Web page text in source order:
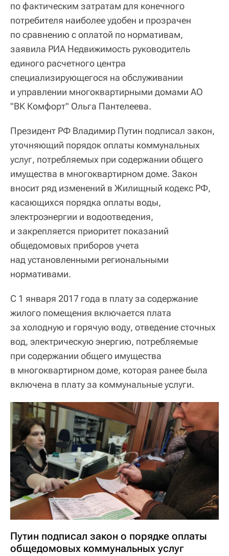
по фактическим затратам для конечного
потребителя наиболее удобен и прозрачен
по сравнению с оплатой по нормативам,
заявила РИА Недвижимость руководитель
единого расчетного центра
специализирующегося на обслуживании
и управлении многоквартирными домами АО
"ВК Комфорт" Ольга Пантелеева.
Президент РФ Владимир Путин подписал закон,
уточняющий порядок оплаты коммунальных
услуг, потребляемых при содержании общего
имущества в многоквартирном доме. Закон
вносит ряд изменений в Жилищный кодекс РФ,
касающихся порядка оплаты воды,
электроэнергии и водоотведения,
и закрепляется приоритет показаний
общедомовых приборов учета
над установленными региональными
нормативами.
С 1 января 2017 года в плату за содержание
жилого помещения включается плата
за холодную и горячую воду, отведение сточных
вод, электрическую энергию, потребляемые
при содержании общего имущества
в многоквартирном доме, которая ранее была
включена в плату за коммунальные услуги.
Путин подписал закон о порядке оплаты
общедомовых коммунальных услуг